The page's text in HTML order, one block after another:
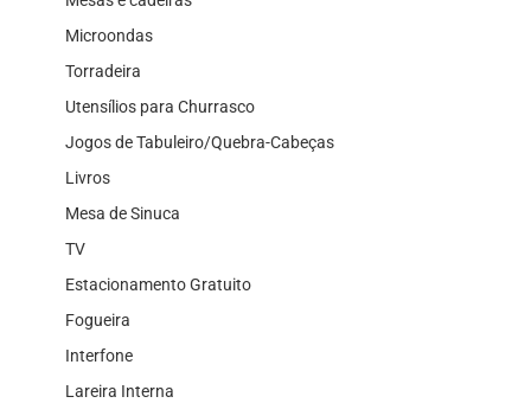
Microondas
Torradeira
Utensílios para Churrasco
Jogos de Tabuleiro/Quebra-Cabeças
Livros
Mesa de Sinuca
TV
Estacionamento Gratuito
Fogueira
Interfone
Lareira Interna